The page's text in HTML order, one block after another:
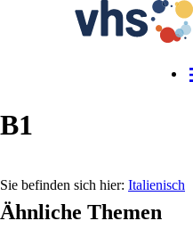
B1
Italienisch
Ähnliche Themen